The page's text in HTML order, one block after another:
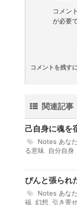
コメン
が必要
コメントを残す
関連記事
己自身に魂を
Notes あな
る意味
自分自身
ぴんと張られ
Notes あな
福 幻想 引き寄